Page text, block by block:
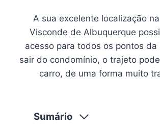
A sua excelente localização
Visconde de Albuquerque
acesso para todos os pontos da
sair do condomínio, o trajeto
carro, de uma forma muito
Sumário